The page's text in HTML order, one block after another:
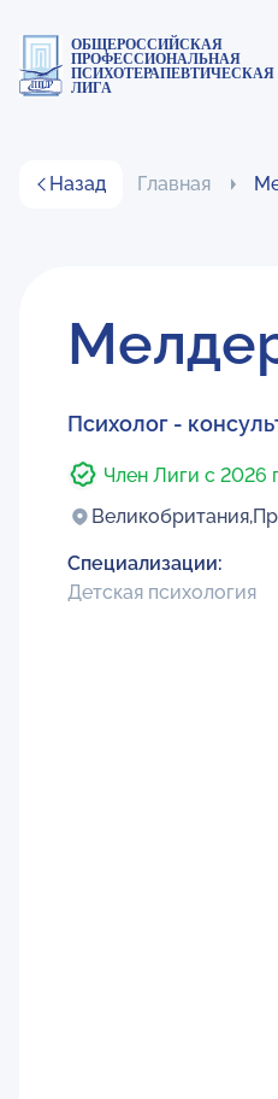
ОБЩЕРОССИЙСКАЯ
ПРОФЕССИОНАЛЬНАЯ
ПСИХОТЕРАПЕВТИЧЕСКАЯ
ЛИГА
Назад Главная
Психолог -
Член Лиги с 2026
Великобритания,
Специализации:
Детская психология